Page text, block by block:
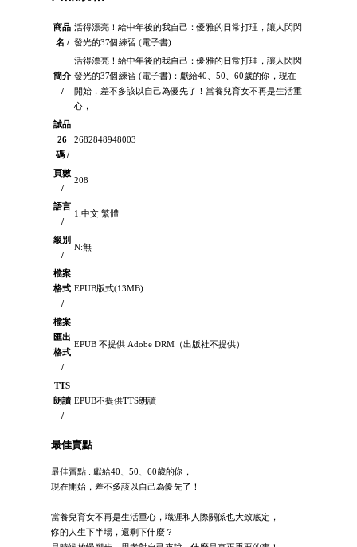
商品
名 /
活得漂亮！給中年後的我自己：優雅的日常打理，讓人閃閃
發光的37個練習 (電子書)
簡介
/
活得漂亮！給中年後的我自己：優雅的日常打理，讓人閃閃
發光的37個練習 (電子書)：獻給40、50、60歲的你，現在
開始，差不多該以自己為優先了！當養兒育女不再是生活重
心，
誠品
26
碼 /
2682848948003
頁數
/
208
語言
/
1:中文 繁體
級別
/
N:無
檔案
格式
/
EPUB版式(13MB)
檔案
匯出
格式
/
EPUB 不提供 Adobe DRM（出版社不提供）
TTS
朗讀
/
EPUB不提供TTS朗讀
最佳賣點
最佳賣點 : 獻給40、50、60歲的你，
現在開始，差不多該以自己為優先了！
當養兒育女不再是生活重心，職涯和人際關係也大致底定，
你的人生下半場，還剩下什麼？